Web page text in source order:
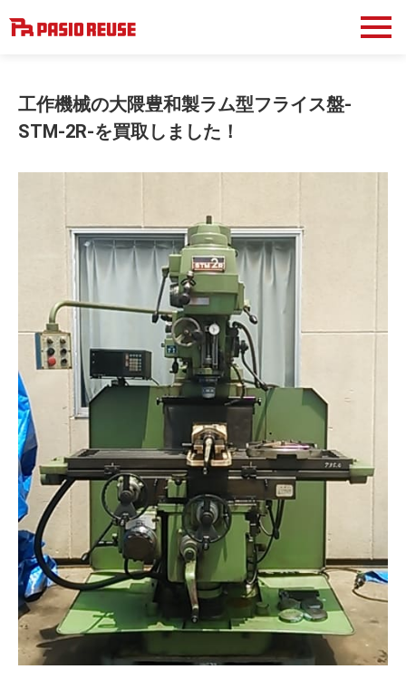
工作機械の大隈豊和製ラム型フライス盤-
STM-2R-を買取しました！